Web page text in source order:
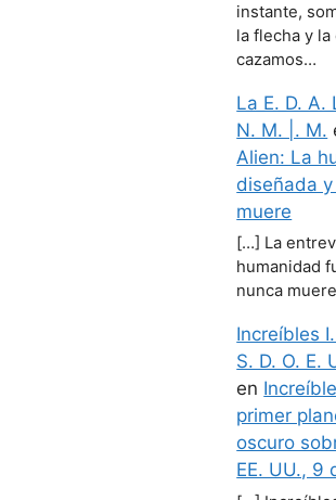
instante,
la flecha y
cazamos…
La E. D. A.
N. M. |. M.
Alien: La
diseñada
muere
[…] La
humanidad
nunca
Increíbles
S. D. O. E.
en
primer
oscuro
EE. UU., 9